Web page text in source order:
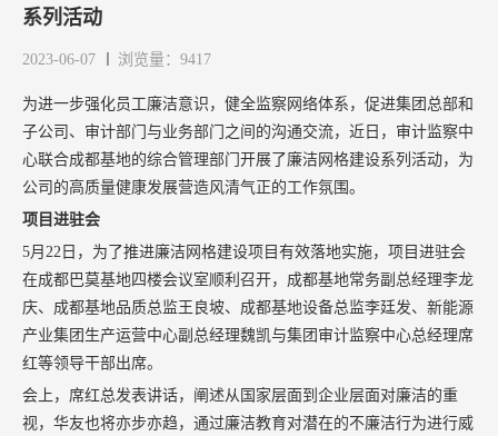
系列活动
2023-06-07 浏览量：9417
为进一步强化员工廉洁意识，健全监察网络体系，促进集团总部和
子公司、审计部门与业务部门之间的沟通交流，近日，审计监察中
心联合成都基地的综合管理部门开展了廉洁网格建设系列活动，为
公司的高质量健康发展营造风清气正的工作氛围。
项目进驻会
5月22日，为了推进廉洁网格建设项目有效落地实施，项目进驻会
在成都巴莫基地四楼会议室顺利召开，成都基地常务副总经理李龙
庆、成都基地品质总监王良坡、成都基地设备总监李廷发、新能源
产业集团生产运营中心副总经理魏凯与集团审计监察中心总经理席
红等领导干部出席。
会上，席红总发表讲话，阐述从国家层面到企业层面对廉洁的重
视，华友也将亦步亦趋，通过廉洁教育对潜在的不廉洁行为进行威